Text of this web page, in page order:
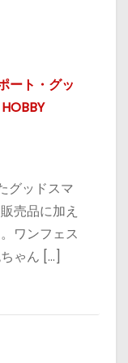
ート・グッ
グッドスマ
売品に加え
ワンフェス
ゃん […]